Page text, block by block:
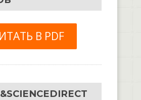
В PDF